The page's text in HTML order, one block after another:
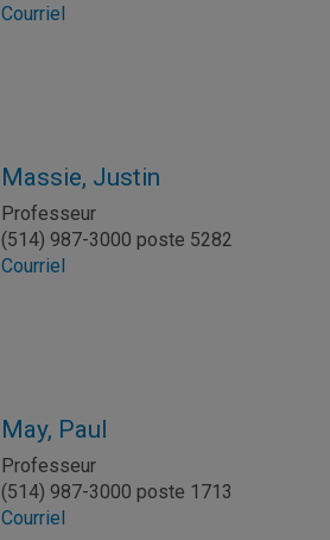
Courriel
Massie, Justin
Professeur
(514) 987-3000 poste 5282
Courriel
May, Paul
Professeur
(514) 987-3000 poste 1713
Courriel